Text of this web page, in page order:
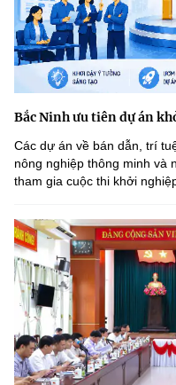
Bắc Ninh ưu tiên dự án
Các dự án về bán dẫn, trí
nông nghiệp thông minh và
tham gia cuộc thi khởi